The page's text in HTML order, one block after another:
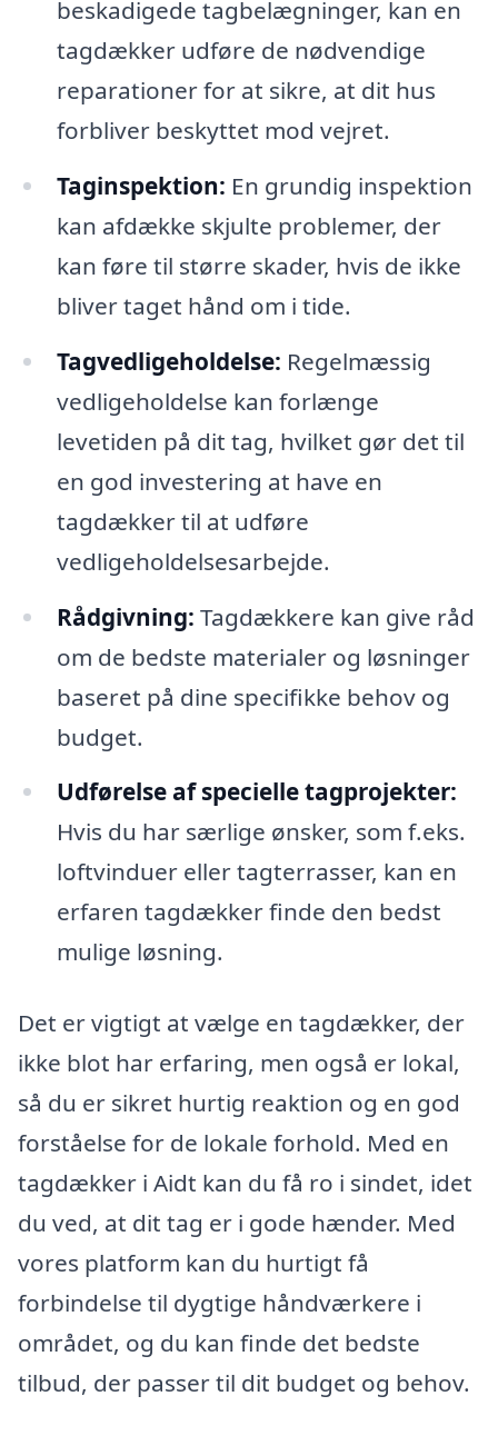
beskadigede tagbelægninger, kan en
tagdækker udføre de nødvendige
reparationer for at sikre, at dit hus
forbliver beskyttet mod vejret.
Taginspektion: En grundig inspektion
kan afdække skjulte problemer, der
kan føre til større skader, hvis de ikke
bliver taget hånd om i tide.
Tagvedligeholdelse: Regelmæssig
vedligeholdelse kan forlænge
levetiden på dit tag, hvilket gør det til
en god investering at have en
tagdækker til at udføre
vedligeholdelsesarbejde.
Rådgivning: Tagdækkere kan give råd
om de bedste materialer og løsninger
baseret på dine specifikke behov og
budget.
Udførelse af specielle tagprojekter:
Hvis du har særlige ønsker, som f.eks.
loftvinduer eller tagterrasser, kan en
erfaren tagdækker finde den bedst
mulige løsning.
Det er vigtigt at vælge en tagdækker, der
ikke blot har erfaring, men også er lokal,
så du er sikret hurtig reaktion og en god
forståelse for de lokale forhold. Med en
tagdækker i Aidt kan du få ro i sindet, idet
du ved, at dit tag er i gode hænder. Med
vores platform kan du hurtigt få
forbindelse til dygtige håndværkere i
området, og du kan finde det bedste
tilbud, der passer til dit budget og behov.